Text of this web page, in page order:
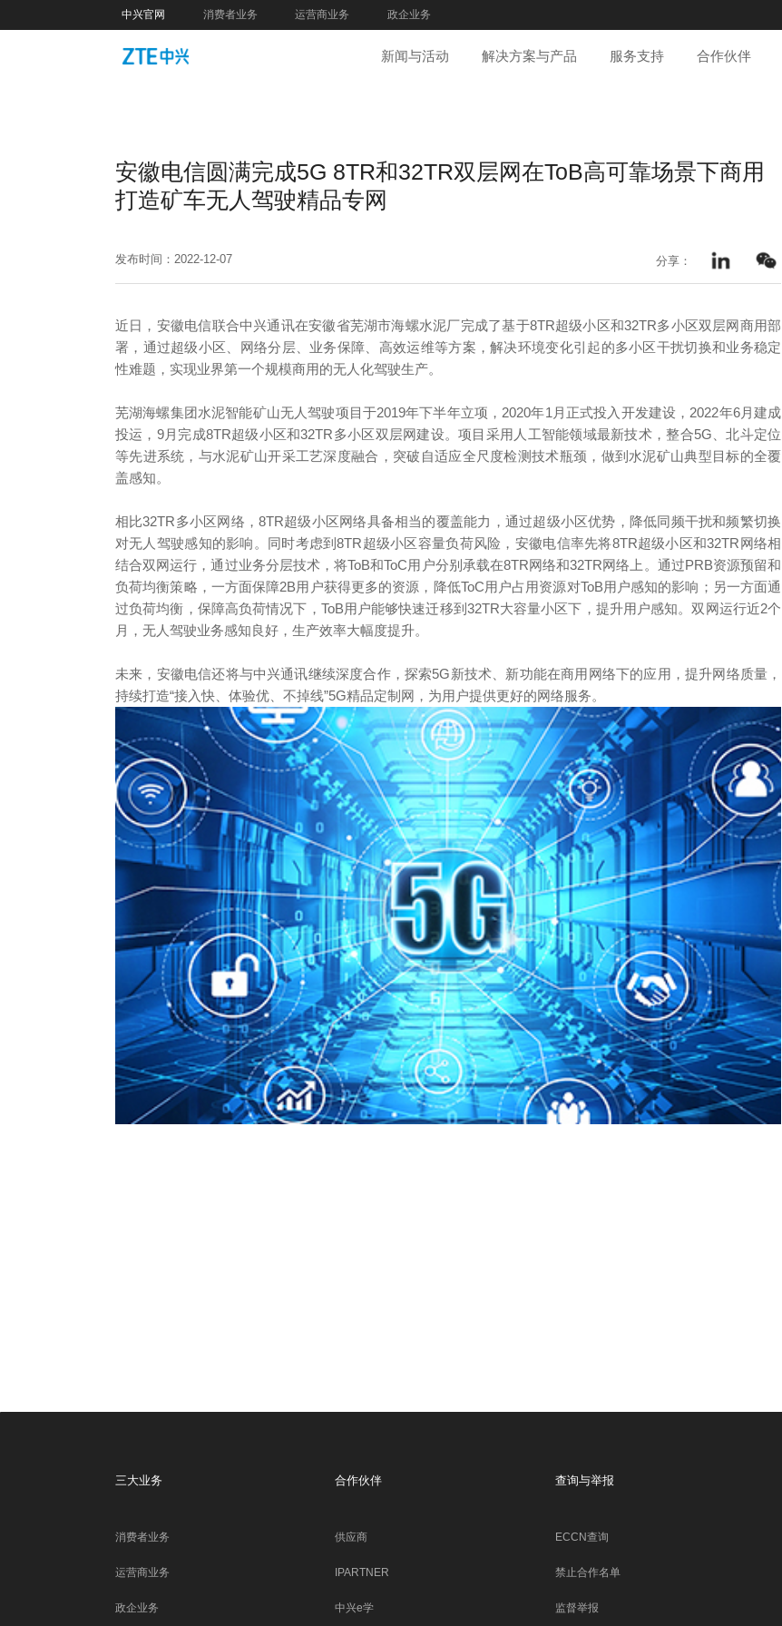
中兴官网 消费者业务 运营商业务 政企业务
新闻与活动 解决方案与产品 服务支持 合作伙伴
安徽电信圆满完成5G 8TR和32TR双层网在ToB高可靠场景下商用
打造矿车无人驾驶精品专网
发布时间：2022-12-07 分享：
近日，安徽电信联合中兴通讯在安徽省芜湖市海螺水泥厂完成了基于8TR超级小区和32TR多小区双层网商用部
署，通过超级小区、网络分层、业务保障、高效运维等方案，解决环境变化引起的多小区干扰切换和业务稳定
性难题，实现业界第一个规模商用的无人化驾驶生产。
芜湖海螺集团水泥智能矿山无人驾驶项目于2019年下半年立项，2020年1月正式投入开发建设，2022年6月建成
投运，9月完成8TR超级小区和32TR多小区双层网建设。项目采用人工智能领域最新技术，整合5G、北斗定位
等先进系统，与水泥矿山开采工艺深度融合，突破自适应全尺度检测技术瓶颈，做到水泥矿山典型目标的全覆
盖感知。
相比32TR多小区网络，8TR超级小区网络具备相当的覆盖能力，通过超级小区优势，降低同频干扰和频繁切换
对无人驾驶感知的影响。同时考虑到8TR超级小区容量负荷风险，安徽电信率先将8TR超级小区和32TR网络相
结合双网运行，通过业务分层技术，将ToB和ToC用户分别承载在8TR网络和32TR网络上。通过PRB资源预留和
负荷均衡策略，一方面保障2B用户获得更多的资源，降低ToC用户占用资源对ToB用户感知的影响；另一方面通
过负荷均衡，保障高负荷情况下，ToB用户能够快速迁移到32TR大容量小区下，提升用户感知。双网运行近2个
月，无人驾驶业务感知良好，生产效率大幅度提升。
未来，安徽电信还将与中兴通讯继续深度合作，探索5G新技术、新功能在商用网络下的应用，提升网络质量，
持续打造“接入快、体验优、不掉线”5G精品定制网，为用户提供更好的网络服务。
三大业务
消费者业务
运营商业务
政企业务
合作伙伴
供应商
IPARTNER
中兴e学
查询与举报
ECCN查询
禁止合作名单
监督举报